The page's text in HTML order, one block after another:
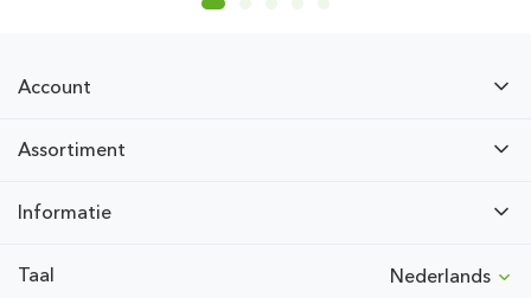
Account
Assortiment
Informatie
Taal Nederlands